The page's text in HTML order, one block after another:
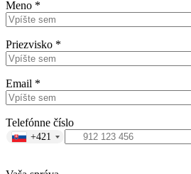
Meno *
Priezvisko *
Email *
Telefónne číslo
+421